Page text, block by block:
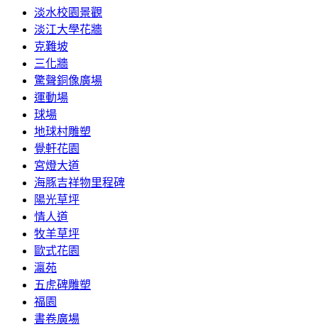
淡水校園景觀
淡江大學花牆
克難坡
三化牆
驚聲銅像廣場
運動場
球場
地球村雕塑
覺軒花園
宮燈大道
海豚吉祥物里程碑
陽光草坪
情人道
牧羊草坪
歐式花園
瀛苑
五虎碑雕塑
福園
書卷廣場